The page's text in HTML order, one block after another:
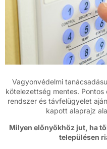
Vagyonvédelmi
kötelezettség mentes.
rendszer és távfelügyelet
kapott alaprajz
Milyen előnyökhöz jut, ha
településen